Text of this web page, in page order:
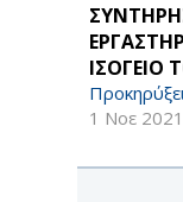
ΙΣΟΓΕΙΟ
1 Νοε 2021